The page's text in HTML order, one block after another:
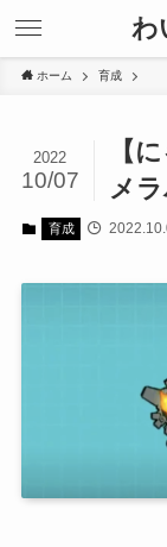
わ
ホーム 育成
【
メ
2022
10/07
育成